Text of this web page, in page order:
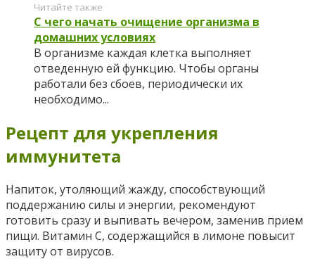
Читайте также
С чего начать очищение организма в
домашних условиях
В организме каждая клетка выполняет
отведенную ей функцию. Чтобы органы
работали без сбоев, периодически их
необходимо...
Рецепт для укрепления
иммунитета
Напиток, утоляющий жажду, способствующий
поддержанию силы и энергии, рекомендуют
готовить сразу и выпивать вечером, заменив прием
пищи. Витамин С, содержащийся в лимоне повысит
защиту от вирусов.